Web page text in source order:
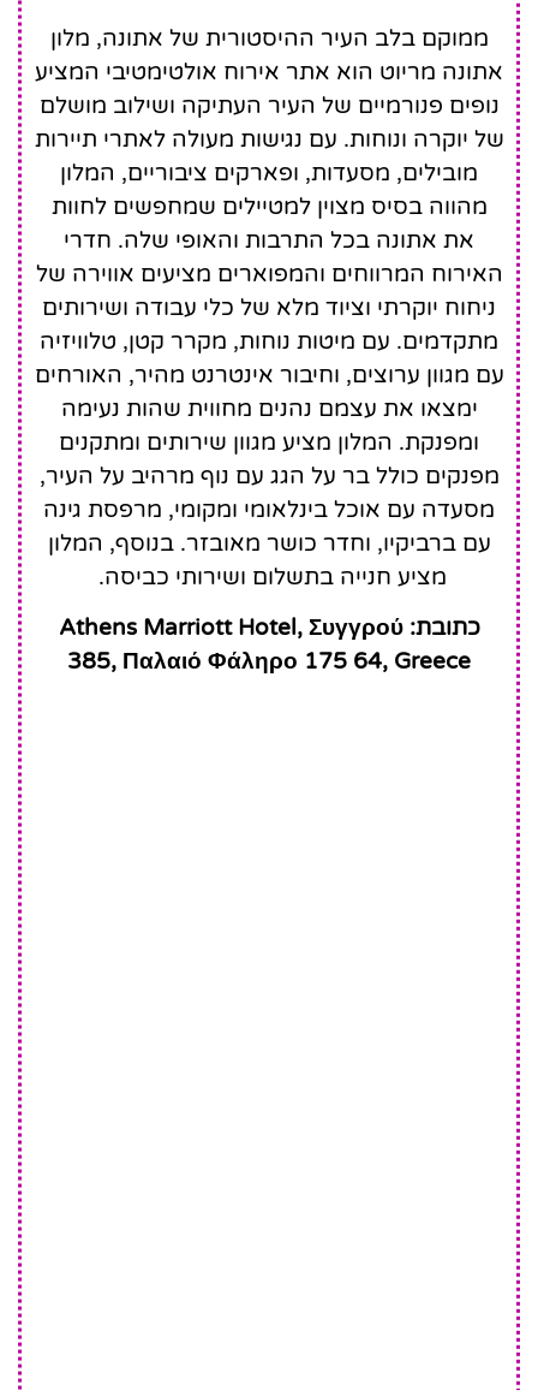
ממוקם בלב העיר ההיסטורית של אתונה, מלון
אתונה מריוט הוא אתר אירוח אולטימטיבי המציע
נופים פנורמיים של העיר העתיקה ושילוב מושלם
של יוקרה ונוחות. עם נגישות מעולה לאתרי תיירות
מובילים, מסעדות, ופארקים ציבוריים, המלון
מהווה בסיס מצוין למטיילים שמחפשים לחוות
את אתונה בכל התרבות והאופי שלה. חדרי
האירוח המרווחים והמפוארים מציעים אווירה של
ניחוח יוקרתי וציוד מלא של כלי עבודה ושירותים
מתקדמים. עם מיטות נוחות, מקרר קטן, טלוויזיה
עם מגוון ערוצים, וחיבור אינטרנט מהיר, האורחים
ימצאו את עצמם נהנים מחווית שהות נעימה
ומפנקת. המלון מציע מגוון שירותים ומתקנים
מפנקים כולל בר על הגג עם נוף מרהיב על העיר,
מסעדה עם אוכל בינלאומי ומקומי, מרפסת גינה
עם ברביקיו, וחדר כושר מאובזר. בנוסף, המלון
מציע חנייה בתשלום ושירותי כביסה.
כתובת: Athens Marriott Hotel, Συγγρού
385, Παλαιό Φάληρο 175 64, Greece